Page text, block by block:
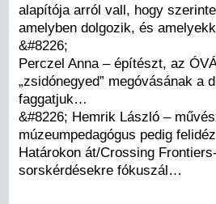
alapítója arról vall, hogy
amelyben dolgozik, és
&#8226;
Perczel Anna – építészt, az
„zsidónegyed” megóvásának a
faggatjuk…
&#8226; Hemrik László –
múzeumpedagógus pedig
Határokon át/Crossing
sorskérdésekre fókuszál…